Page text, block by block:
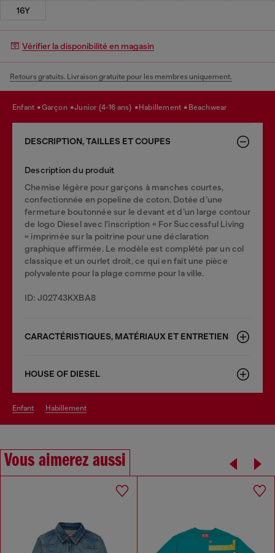
16Y
Vérifier la disponibilité en magasin
Retours gratuits. Livraison gratuite pour les membres uniquement.
enfant garçon junior (4-16 ans) habillement beachwear
DESCRIPTION, TAILLES ET COUPES
Description du produit
Chemise légère pour garçons à manches courtes,
confectionnée en popeline de coton. Dotée d’une
fermeture boutonnée sur le devant et d’un large contour
de logo Diesel avec l’inscription « For Successful Living
» imprimée sur la poitrine pour une déclaration
graphique affirmée. Le modèle est complété par un col
classique et un ourlet droit, ce qui en fait une pièce
polyvalente pour la plage comme pour la ville.
ID: J02743KXBA8
CARACTÉRISTIQUES, MATÉRIAUX ET ENTRETIEN
HOUSE OF DIESEL
enfant habillement
Vous aimerez aussi